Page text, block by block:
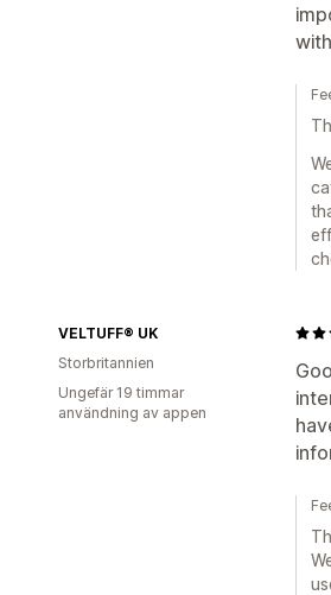
VELTUFF® UK
Storbritannien
Ungefär 19 timmar
användning av appen